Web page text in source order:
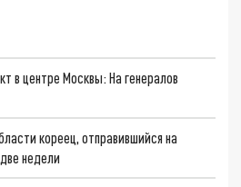
в центре Москвы: На генералов
кореец, отправившийся на
недели